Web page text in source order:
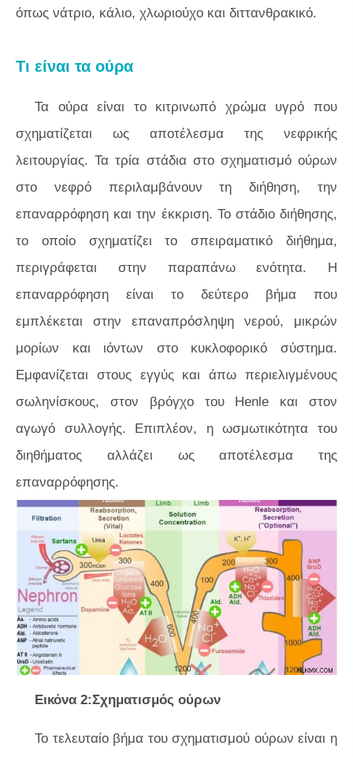
όπως νάτριο, κάλιο, χλωριούχο και διττανθρακικό.
Τι είναι τα ούρα
Τα ούρα είναι το κιτρινωπό χρώμα υγρό που
σχηματίζεται ως αποτέλεσμα της νεφρικής
λειτουργίας. Τα τρία στάδια στο σχηματισμό ούρων
στο νεφρό περιλαμβάνουν τη διήθηση, την
επαναρρόφηση και την έκκριση. Το στάδιο διήθησης,
το οποίο σχηματίζει το σπειραματικό διήθημα,
περιγράφεται στην παραπάνω ενότητα. Η
επαναρρόφηση είναι το δεύτερο βήμα που
εμπλέκεται στην επαναπρόσληψη νερού, μικρών
μορίων και ιόντων στο κυκλοφορικό σύστημα.
Εμφανίζεται στους εγγύς και άπω περιελιγμένους
σωληνίσκους, στον βρόγχο του Henle και στον
αγωγό συλλογής. Επιπλέον, η ωσμωτικότητα του
διηθήματος αλλάζει ως αποτέλεσμα της
επαναρρόφησης.
Εικόνα 2:Σχηματισμός ούρων
Το τελευταίο βήμα του σχηματισμού ούρων είναι η